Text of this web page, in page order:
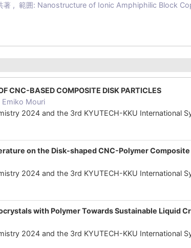
著 , 範囲: Nanostructure of Ionic Amphiphilic Block
CNC-BASED COMPOSITE DISK PARTICLES
Emiko Mouri
2024 and the 3rd KYUTECH-KKU International
on the Disk-shaped CNC-Polymer
2024 and the 3rd KYUTECH-KKU International
with Polymer Towards Sustainable Liquid
2024 and the 3rd KYUTECH-KKU International